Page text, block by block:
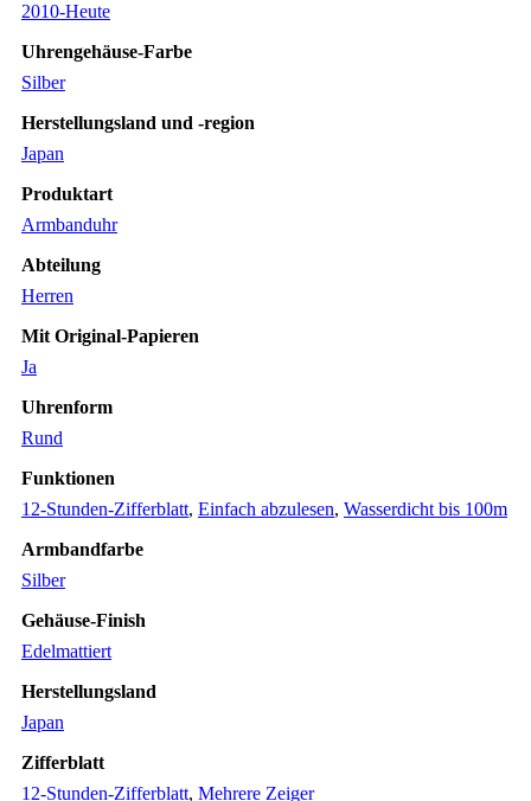
2010-Heute
Uhrengehäuse-Farbe
Silber
Herstellungsland und -region
Japan
Produktart
Armbanduhr
Abteilung
Herren
Mit Original-Papieren
Ja
Uhrenform
Rund
Funktionen
12-Stunden-Zifferblatt, Einfach abzulesen, Wasserdicht bis 100m
Armbandfarbe
Silber
Gehäuse-Finish
Edelmattiert
Herstellungsland
Japan
Zifferblatt
12-Stunden-Zifferblatt, Mehrere Zeiger